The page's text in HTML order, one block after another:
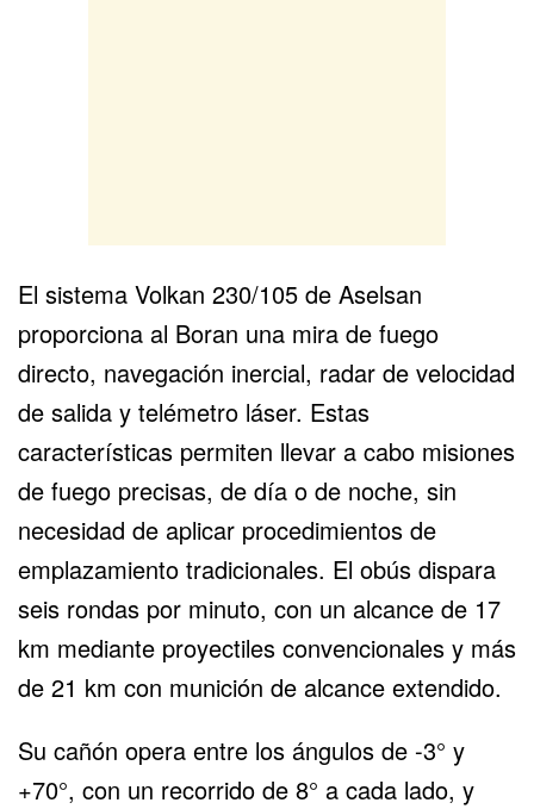
El sistema Volkan 230/105 de Aselsan
proporciona al Boran una mira de fuego
directo, navegación inercial, radar de velocidad
de salida y telémetro láser. Estas
características permiten llevar a cabo misiones
de fuego precisas, de día o de noche, sin
necesidad de aplicar procedimientos de
emplazamiento tradicionales. El obús dispara
seis rondas por minuto, con un alcance de 17
km mediante proyectiles convencionales y más
de 21 km con munición de alcance extendido.
Su cañón opera entre los ángulos de -3° y
+70°, con un recorrido de 8° a cada lado, y